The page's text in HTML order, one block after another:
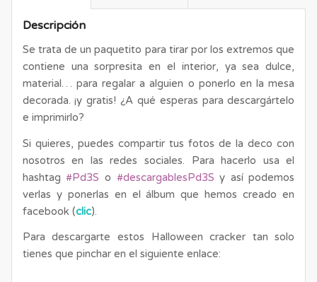
Descripción
Se trata de un paquetito para tirar por los extremos que
contiene una sorpresita en el interior, ya sea dulce,
material… para regalar a alguien o ponerlo en la mesa
decorada. ¡y gratis! ¿A qué esperas para descargártelo
e imprimirlo?
Si quieres, puedes compartir tus fotos de la deco con
nosotros en las redes sociales. Para hacerlo usa el
hashtag#Pd3S o #descargablesPd3S y así podemos
verlas y ponerlas en el álbum que hemos creado en
facebook (clic).
Para descargarte estos Halloween cracker tan solo
tienes que pinchar en el siguiente enlace: